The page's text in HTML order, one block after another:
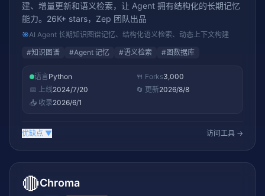
建、增量更新和语义检索，让 Agent 拥有结构化的长期记忆
能力。26K+ stars，Zep 团队出品
🎯AI Agent 长期知识图谱记忆、结构化语义检索、动态上下文构建
#知识图谱 #Agent 记忆 #语义检索 # 图数据库
语言Python 🍴 Forks3,000
📅 上线2024/7/20 🔄 更新2026/8/8
📥 收录2026/6/1
优缺点 ▼ 访问工具 →
🔴Chroma